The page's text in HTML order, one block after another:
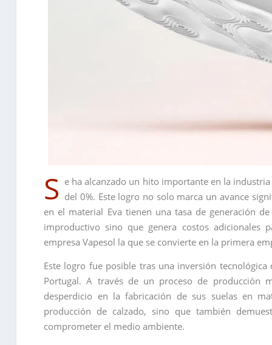
S e ha alcanzado un hito importante en la
del 0%. Este logro no solo marca un avance
en el material Eva tienen una tasa de generación
improductivo sino que genera costos adicionales
empresa Vapesol la que se convierte en la primera
Este logro fue posible tras una inversión
Portugal. A través de un proceso de producción
desperdicio en la fabricación de sus suelas en
producción de calzado, sino que también
comprometer el medio ambiente.